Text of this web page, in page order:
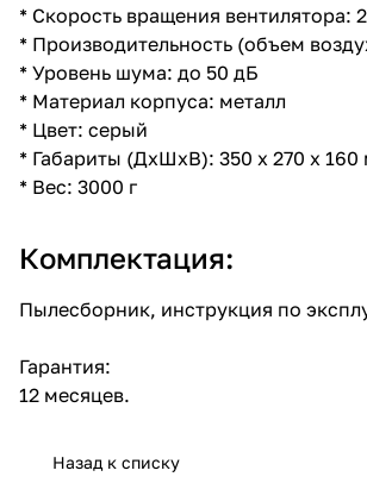
* Скорость вращения вентилятора:
* Производительность (объем
* Уровень шума: до 50 дБ
* Материал корпуса: металл
* Цвет: серый
* Габариты (ДхШхВ): 350 x 270 x 160
* Вес: 3000 г
Комплектация:
Пылесборник, инструкция по
Гарантия:
12 месяцев.
Назад к списку